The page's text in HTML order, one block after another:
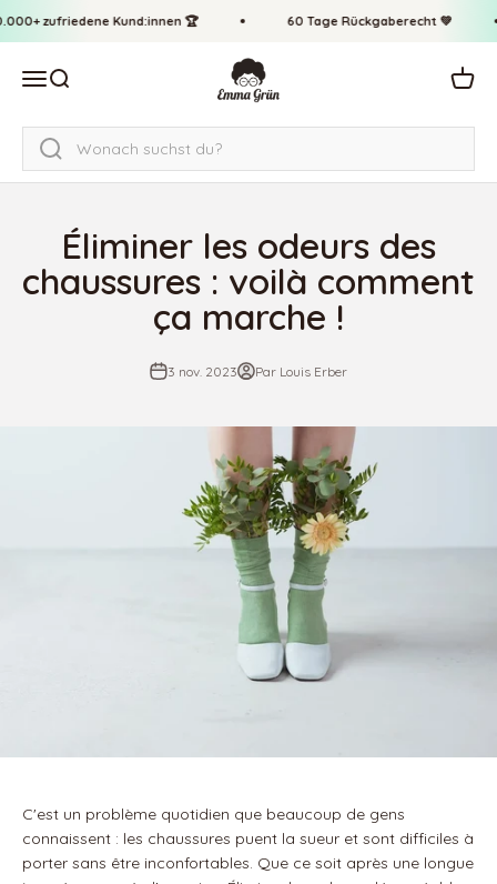
↵Zum Inhalt springen
↵Zum Menü springen
↵Fußzeile springen
↵Barrierefreiheits-Widget öffnen
zufriedene Kund:innen 🏆 60 Tage Rückgaberecht 💚
Ouvrir la navigation
Ouvrir la recherche
Emma Grün
Voir
Éliminer les odeurs des
chaussures : voilà comment
ça marche !
3 nov. 2023 Par Louis Erber
C'est un problème quotidien que beaucoup de gens
connaissent : les chaussures puent la sueur et sont difficiles à
porter sans être inconfortables. Que ce soit après une longue